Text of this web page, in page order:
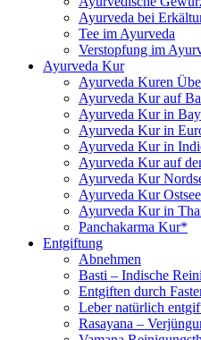
Ayurveda bei
Tee im Ayurveda
Verstopfung im
Ayurveda Kur
Ayurveda Kuren
Ayurveda Kur auf
Ayurveda Kur in
Ayurveda Kur in
Ayurveda Kur in
Ayurveda Kur auf
Ayurveda Kur
Ayurveda Kur
Ayurveda Kur in
Panchakarma Kur*
Entgiftung
Abnehmen
Basti – Indische
Entgiften durch
Leber natürlich
Rasayana –